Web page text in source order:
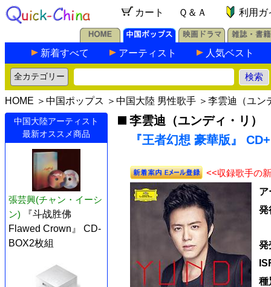
カート Ｑ＆Ａ 利用ガ
新着すべて アーティスト 人気ベスト
HOME ＞ 中国ポップス ＞ 中国大陸 男性歌手 ＞ 李雲迪（ユン
中国大陸アーティスト
最新オススメ商品
張芸興(チャン・イーシ
ン)
『斗战胜佛
Flawed Crown』 CD-
BOX2枚組
李雲迪（ユンディ・リ）
『王者幻想 豪華版』
<<収録歌手の
ア
発
発
種